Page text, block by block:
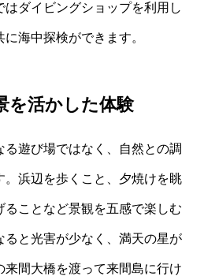
ダイビングショップを利用し
海中探検ができます。
を活かした体験
遊び場ではなく、自然との調
。浜辺を歩くこと、夕焼けを眺
ことなど景観を五感で楽しむ
ると光害が少なく、満天の星が
来間大橋を渡って来間島に行け